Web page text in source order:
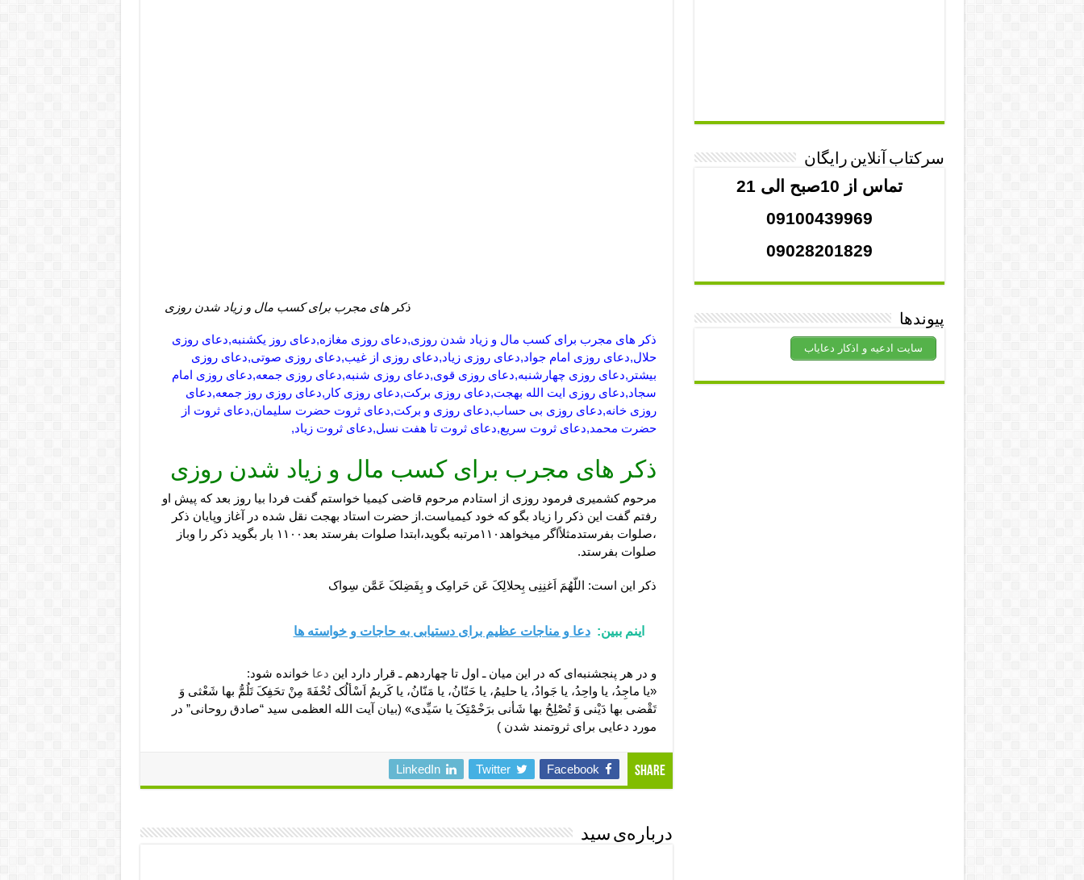
ذکر های مجرب برای کسب مال و زیاد شدن روزی
ذکر های مجرب برای کسب مال و زیاد شدن روزی,دعای روزی مغازه,دعای روز یکشنبه,دعای روزی
حلال,دعای روزی امام جواد,دعای روزی زیاد,دعای روزی از غیب,دعای روزی صوتی,دعای روزی
بیشتر,دعای روزی چهارشنبه,دعای روزی قوی,دعای روزی شنبه,دعای روزی جمعه,دعای روزی امام
سجاد,دعای روزی ایت الله بهجت,دعای روزی برکت,دعای روزی کار,دعای روزی روز جمعه,دعای
روزی خانه,دعای روزی بی حساب,دعای روزی و برکت,دعای ثروت حضرت سلیمان,دعای ثروت از
حضرت محمد,دعای ثروت سریع,دعای ثروت تا هفت نسل,دعای ثروت زیاد,
ذکر های مجرب برای کسب مال و زیاد شدن روزی
مرحوم کشمیری فرمود روزی از استادم مرحوم قاضی کیمیا خواستم گفت فردا بیا روز بعد که پیش او
رفتم گفت این ذکر را زیاد بگو که خود کیمیاست.از حضرت استاد بهجت نقل شده در آغاز وپایان ذکر
،صلوات بفرستدمثلاًاگر میخواهد۱۱۰مرتبه بگوید،ابتدا صلوات بفرستد بعد۱۱۰۰ بار بگوید ذکر را وباز
صلوات بفرستد.
ذکر این است: اللّهُمَ اَغنِنِی بِحلالِکَ عَن حَرامِک و بِفَضِلکَ عَمَّن سِواک
اینم ببین: دعا و مناجات عظیم برای دستیابی به حاجات و خواسته ها
و در هر پنجشنبه‌ای که در این میان ـ اول تا چهاردهم ـ قرار دارد این دعا خوانده شود:
«یا ماجِدُ، یا واحِدُ، یا جَوادُ، یا حلیمُ، یا حَنّانُ، یا مَنّانُ، یا کَریمُ اَسْألُک تُحْفَهً مِنْ تحَفِکَ تَلُمُّ بها شَعْثی وَ
تَقْضی بها دَیْنی وَ تُصْلِحُ بها شَأنی برَحْمْتِکَ یا سَیِّدی» (بیان آیت الله العظمی سید “صادق روحانی” در
مورد دعایی برای ثروتمند شدن )
Share
Facebook
Twitter
LinkedIn
درباره‌ی سید
سرکتاب آنلاین رایگان
تماس از 10صبح الی 21
09100439969
09028201829
پیوندها
سایت ادعیه و اذکار دعایاب